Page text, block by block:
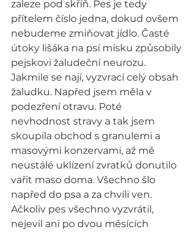
zaleze pod skříň. Pes je tedy
přítelem číslo jedna, dokud ovšem
nebudeme zmiňovat jídlo. Časté
útoky lišáka na psí misku způsobily
pejskovi žaludeční neurozu.
Jakmile se nají, vyzvrací celý obsah
žaludku. Napřed jsem měla v
podezření otravu. Poté
nevhodnost stravy a tak jsem
skoupila obchod s granulemi a
masovými konzervami, až mě
neustálé uklízení zvratků donutilo
vařit maso doma. Všechno šlo
napřed do psa a za chvíli ven.
Ačkoliv pes všechno vyzvrátil,
nejevil ani po dvou měsících